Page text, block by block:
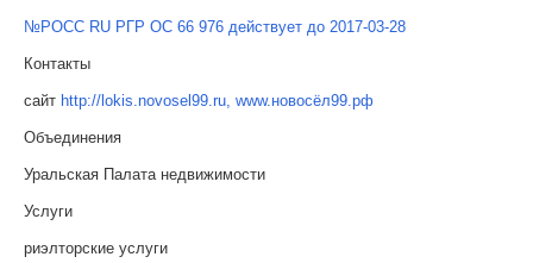
№РОСС RU РГР ОС 66 976 действует до 2017-03-28
Контакты
сайт http://lokis.novosel99.ru, www.новосёл99.рф
Объединения
Уральская Палата недвижимости
Услуги
риэлторские услуги